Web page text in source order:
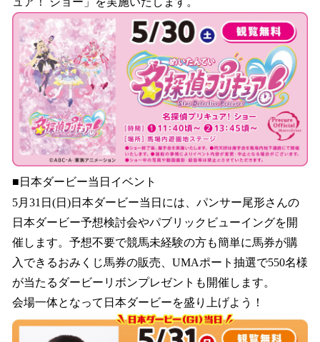
■日本ダービー当日イベント
5月31日(日)日本ダービー当日には、パンサー尾形さんの
日本ダービー予想検討会やパブリックビューイングを開
催します。予想不要で競馬未経験の方も簡単に馬券が購
入できるおみくじ馬券の販売、UMAポート抽選で550名様
が当たるダービーリボンプレゼントも開催します。
会場一体となって日本ダービーを盛り上げよう！